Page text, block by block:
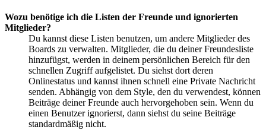
Wozu benötige ich die Listen der Freunde und ignorierten
Mitglieder?
Du kannst diese Listen benutzen, um andere Mitglieder des
Boards zu verwalten. Mitglieder, die du deiner Freundesliste
hinzufügst, werden in deinem persönlichen Bereich für den
schnellen Zugriff aufgelistet. Du siehst dort deren
Onlinestatus und kannst ihnen schnell eine Private Nachricht
senden. Abhängig von dem Style, den du verwendest, können
Beiträge deiner Freunde auch hervorgehoben sein. Wenn du
einen Benutzer ignorierst, dann siehst du seine Beiträge
standardmäßig nicht.